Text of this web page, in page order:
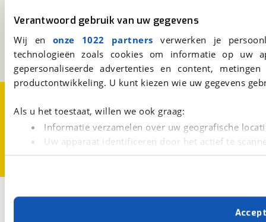
Verantwoord gebruik van uw gegevens
Wij en onze 1022 partners verwerken je
technologieën zoals cookies om informatie op
gepersonaliseerde advertenties en content,
productontwikkeling. U kunt kiezen wie uw gegevens
Als u het toestaat, willen we ook graag:
Informatie verzamelen over uw geografische
Uw apparaat identificeren door het actief te
Lees meer over hoe uw persoonlijke gegevens worden
Met cookies en vergelijkbare technieken zorgen we
cookies zorgen ervoor dat de website goed werkt.
Kosterijland15
Een initiatief van
BOVAG
Cookievoorkeuren
Vacatures